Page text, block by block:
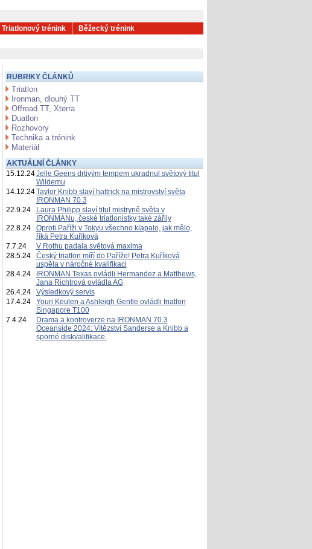
Triatlonový trénink Běžecký trénink
RUBRIKY ČLÁNKŮ
Triatlon
Ironman, dlouhý TT
Offroad TT, Xterra
Duatlon
Rozhovory
Technika a trénink
Materiál
AKTUÁLNÍ ČLÁNKY
15.12.24Jelle Geens drtivým tempem ukradnul světový titul
Wildemu
14.12.24Taylor Knibb slaví hattrick na mistrovství světa
IRONMAN 70.3
22.9.24
Laura Philipp slaví titul mistryně světa v
IRONMANu, české triatlonistky také zářily
22.8.24
Oproti Paříži v Tokyu všechno klapalo, jak mělo,
říká Petra Kuříková
7.7.24
V Rothu padala světová maxima
28.5.24
Český triatlon míří do Paříže! Petra Kuříková
uspěla v náročné kvalifikaci
28.4.24
IRONMAN Texas ovládli Hermandez a Matthews,
Jana Richtrová ovládla AG
26.4.24
Výsledkový servis
17.4.24
Youri Keulen a Ashleigh Gentle ovládli triatlon
Singapore T100
7.4.24
Drama a kontroverze na IRONMAN 70.3
Oceanside 2024: Vítězství Sanderse a Knibb a
sporné diskvalifikace.